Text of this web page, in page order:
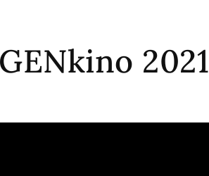
2021